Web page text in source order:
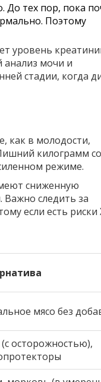
До тех пор, пока
Поэтому
уровень
мочи и
стадии, когда
как в молодости,
килограмм
режиме.
сниженную
Важно следить за
если есть
мясо без
осторожностью),